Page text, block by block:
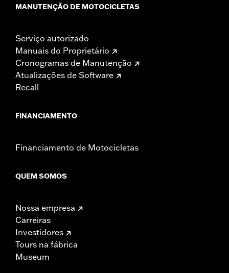
MANUTENÇÃO DE MOTOCICLETAS
Serviço autorizado
Manuais do Proprietário
Cronogramas de Manutenção
Atualizações de Software
Recall
FINANCIAMENTO
Financiamento de Motocicletas
QUEM SOMOS
Nossa empresa
Carreiras
Investidores
Tours na fábrica
Museum